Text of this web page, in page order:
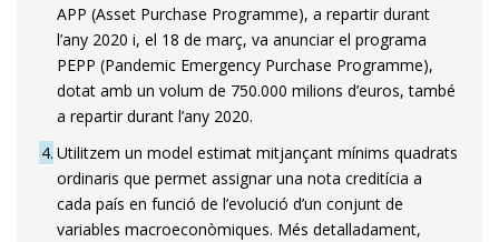
APP (Asset Purchase Programme), a repartir durant
l’any 2020 i, el 18 de març, va anunciar el programa
PEPP (Pandemic Emergency Purchase Programme),
dotat amb un volum de 750.000 milions d’euros, també
a repartir durant l’any 2020.
4 Utilitzem un model estimat mitjançant mínims quadrats
ordinaris que permet assignar una nota creditícia a
cada país en funció de l’evolució d’un conjunt de
variables macroeconòmiques. Més detalladament,